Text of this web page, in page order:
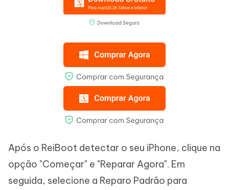
Após o ReiBoot detectar o seu iPhone, clique na
opção "Começar" e "Reparar Agora". Em
seguida, selecione a Reparo Padrão para